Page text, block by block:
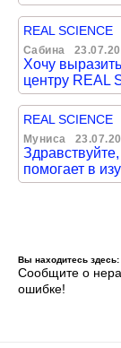
REAL SCIENCE
Сабина
Хочу
центру REAL
REAL SCIENCE
Муниса
помогает в
Вы находитесь здесь:
Сообщите о
ошибке!